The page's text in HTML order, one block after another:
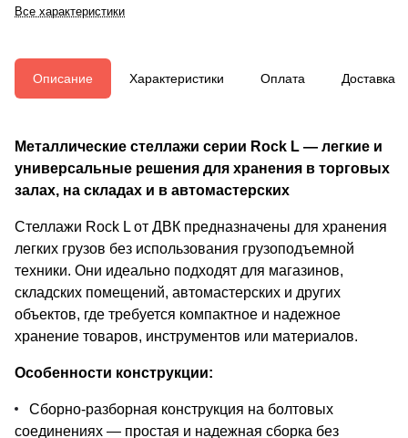
Все характеристики
Описание Характеристики Оплата Доставка
Металлические стеллажи серии Rock L — легкие и
универсальные решения для хранения в торговых
залах, на складах и в автомастерских
Стеллажи Rock L от ДВК предназначены для хранения
легких грузов без использования грузоподъемной
техники. Они идеально подходят для магазинов,
складских помещений, автомастерских и других
объектов, где требуется компактное и надежное
хранение товаров, инструментов или материалов.
Особенности конструкции:
Сборно-разборная конструкция на болтовых
соединениях — простая и надежная сборка без